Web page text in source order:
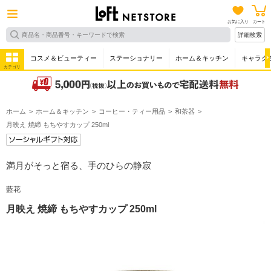
お気に入り カート
詳細検索
カテゴリ
コスメ＆ビューティー ステーショナリー ホーム＆キッチン キャラク
ホーム ホーム＆キッチン コーヒー・ティー用品
和茶器
月映え 焼締 もちやすカップ 250ml
満月がそっと宿る、手のひらの静寂
藍花
月映え 焼締 もちやすカップ 250ml